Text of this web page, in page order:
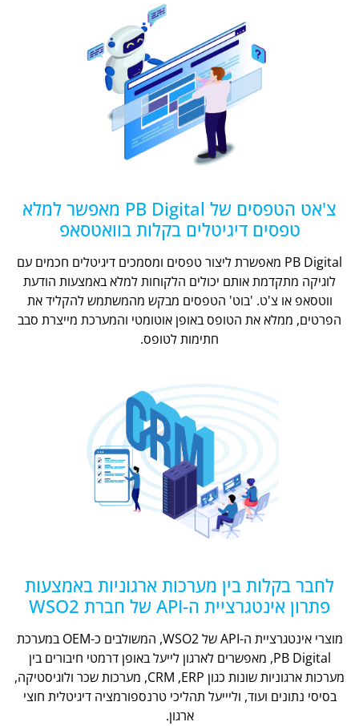
צ'אט הטפסים של PB Digital מאפשר למלא
טפסים דיגיטלים בקלות בוואטסאפ
PB Digital מאפשרת ליצור טפסים ומסמכים דיגיטלים חכמים עם
לוגיקה מתקדמת אותם יכולים הלקוחות למלא באמצעות הודעת
ווטסאפ או צ'ט. 'בוט' הטפסים מבקש מהמשתמש להקליד את
הפרטים, ממלא את הטופס באופן אוטומטי והמערכת מייצרת סבב
חתימות לטופס.
לחבר בקלות בין מערכות ארגוניות באמצעות
פתרון אינטגרציית ה-API של חברת WSO2
מוצרי אינטגרציית ה-API של WSO2, המשולבים כ-OEM במערכת
PB Digital, מאפשרים לארגון לייעל באופן דרמטי חיבורים בין
מערכות ארגוניות שונות כגון CRM ,ERP, מערכות שכר ולוגיסטיקה,
בסיסי נתונים ועוד, וליייעל תהליכי טרנספורמציה דיגיטלית חוצי
ארגון.